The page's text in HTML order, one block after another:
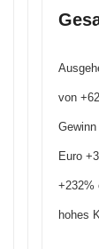
von
Euro
+232%
hohes